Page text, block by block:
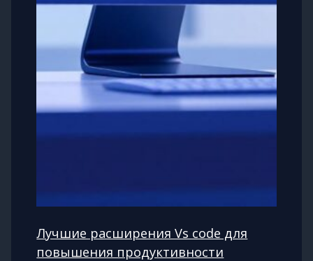
Лучшие расширения Vs code для
повышения продуктивности